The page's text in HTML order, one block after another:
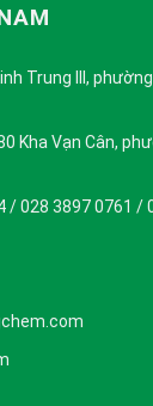
Trung III,
Kha Vạn Cân,
/ 028 3897 0761 /